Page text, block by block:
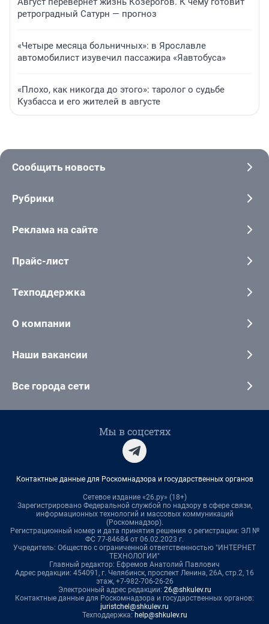
ретроградный Сатурн — прогноз
«Четыре месяца больничных»: в Ярославле
автомобилист изувечил пассажира «Яавтобуса»
«Плохо, как никогда до этого»: таролог о судьбе
Кузбасса и его жителей в августе
Сообщить новость
Рубрики
Реклама на сайте
Прайс-лист
Техподдержка
О компании
Наши вакансии
Все города сети
Мы в соцсетях
Контактные данные для Роскомнадзора и государственных органов
Сетевое издание «26.ру» (18+)
Зарегистрировано Федеральной службой по надзору в сфере связи,
информационных технологий и массовых коммуникаций
(Роскомнадзор).
Регистрационный номер и дата принятия решения о регистрации: ЭЛ №
ФС 77-84684 от 06.02.2023 г.
Учредитель: Общество с ограниченной ответственностью "ИНТЕРНЕТ
ТЕХНОЛОГИИ"
Главный редактор: Ефремов Анатолий Павлович
Адрес редакции: 454091, г. Челябинск, проспект Ленина, 26А, стр.2, 16
этаж, +7-982-706-26-26
Электронный адрес редакции: 26@shkulev.ru
Контактные данные для Роскомнадзора и государственных органов:
juristchel@shkulev.ru
Техподдержка: help@shkulev.ru